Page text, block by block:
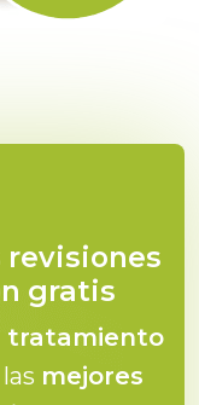
revisiones
gratis
tratamiento
mejores